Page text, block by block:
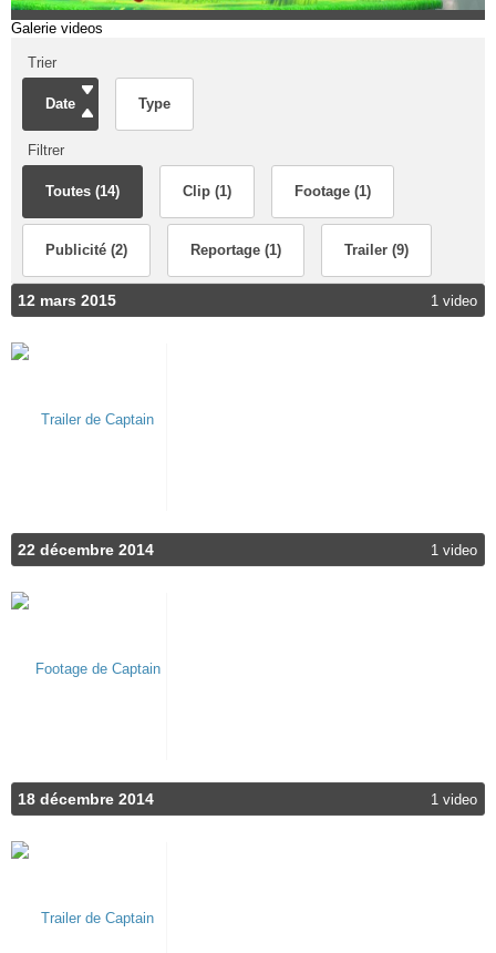
Galerie videos
Trier
Date Type
Filtrer
Toutes (14) Clip (1) Footage (1)
Publicité (2) Reportage (1) Trailer (9)
12 mars 2015 1 video
22 décembre 2014 1 video
18 décembre 2014 1 video